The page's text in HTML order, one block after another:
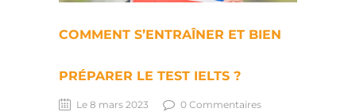
COMMENT S’ENTRAÎNER ET BIEN
PRÉPARER LE TEST IELTS ?
Le 8 mars 2023 0 Commentaires